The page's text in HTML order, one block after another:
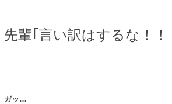
先輩｢言い訳はするな！！
ガッ…